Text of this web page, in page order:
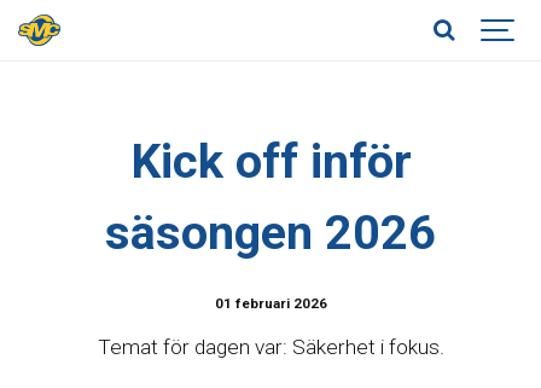
Kick off inför
säsongen 2026
01 februari 2026
Temat för dagen var: Säkerhet i fokus.